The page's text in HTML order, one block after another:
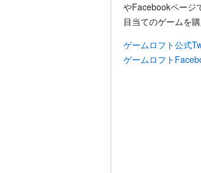
やFacebookページ
目当てのゲームを
ゲームロフト公式
ゲームロフト